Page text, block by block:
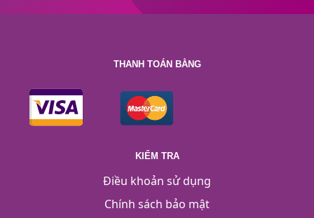
THANH TOÁN BẰNG
KIỂM TRA
Điều khoản sử dụng
Chính sách bảo mật